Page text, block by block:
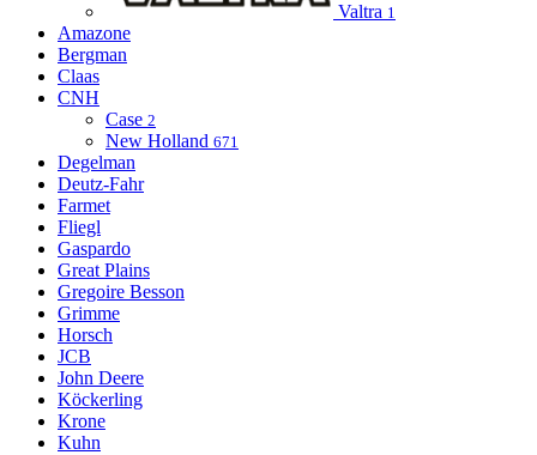
Valtra 1
Amazone
Bergman
Claas
CNH
Case 2
New Holland 671
Degelman
Deutz-Fahr
Farmet
Fliegl
Gaspardo
Great Plains
Gregoire Besson
Grimme
Horsch
JCB
John Deere
Köckerling
Krone
Kuhn